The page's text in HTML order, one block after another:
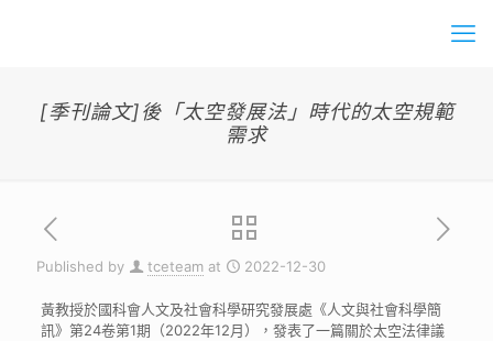
[季刊論文]後「太空發展法」時代的太空規範
需求
Published by tceteam at 2022-12-30
黃教授於國科會人文及社會科學研究發展處《人文與社會科學簡
訊》第24卷第1期（2022年12月），發表了一篇關於太空法律議